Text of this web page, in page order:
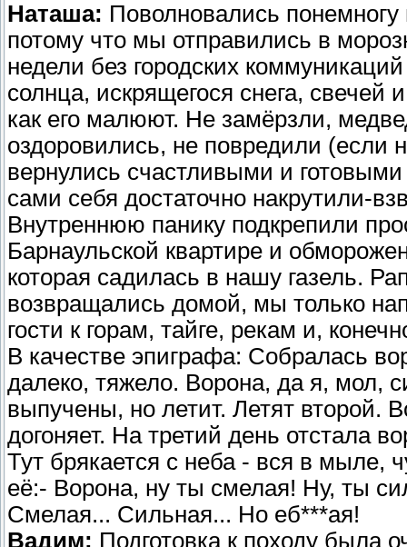
Наташа: Поволновались
потому что мы отправились в
недели без городских
солнца, искрящегося снега,
как его малюют. Не замёрзли,
оздоровились, не повредили (если
вернулись счастливыми и готовыми
сами себя достаточно накрутили-
Внутреннюю панику подкрепили
Барнаульской квартире и
которая садилась в нашу газель.
возвращались домой, мы только
гости к горам, тайге, рекам и,
В качестве эпиграфа: Собралась
далеко, тяжело. Ворона, да я, мол,
выпучены, но летит. Летят второй.
догоняет. На третий день отстала
Тут брякается с неба - вся в мыле,
её:- Ворона, ну ты смелая! Ну, ты
Смелая... Сильная... Но еб***ая!
Вадим: Подготовка к походу